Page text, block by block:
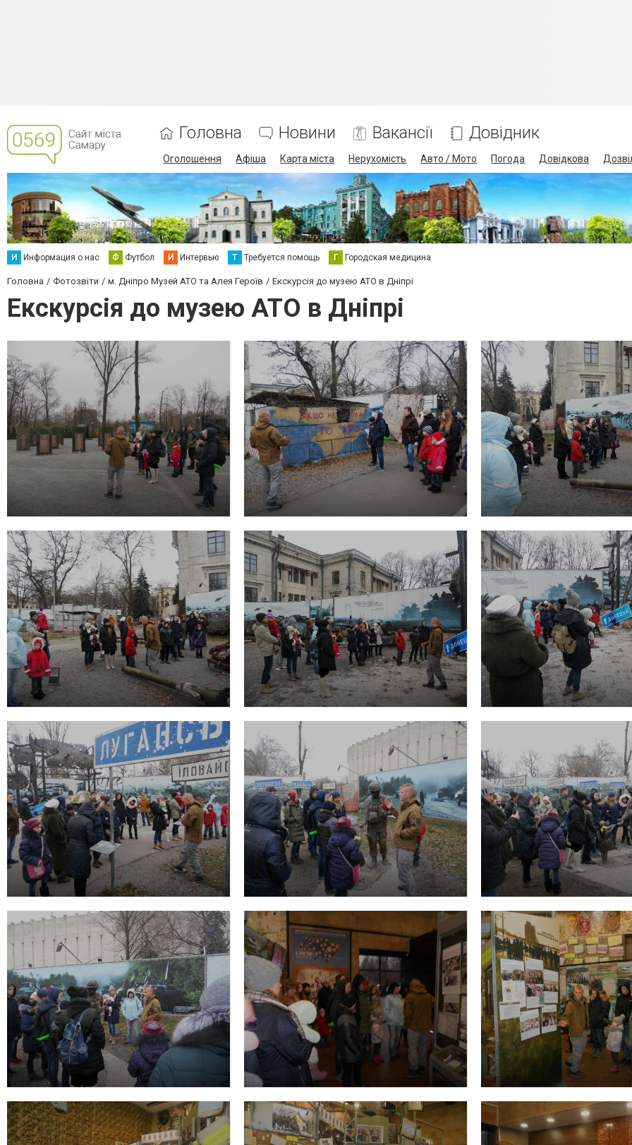
Головна Новини Вакансії Довідник
Оголошення Афіша Карта міста Нерухомість Авто / Мото Погода Довідкова
И Информация о нас Ф Футбол И Интервью Т Требуется помощь Г Городская медицина
Головна Фотозвіти м. Дніпро Музей АТО та Алея Героїв Екскурсія до музею АТО в Дніпрі
Екскурсія до музею АТО в Дніпрі